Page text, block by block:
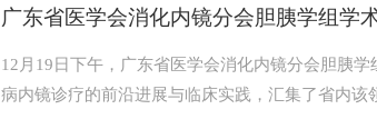
广东省医学会消化内镜分会胆胰学组学
12月19日下午，广东省医学会消化内镜分会胆胰
病内镜诊疗的前沿进展与临床实践，汇集了省内该